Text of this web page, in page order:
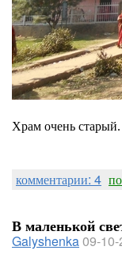
Храм очень
комментарии: 4
В маленькой
Galyshenka09-